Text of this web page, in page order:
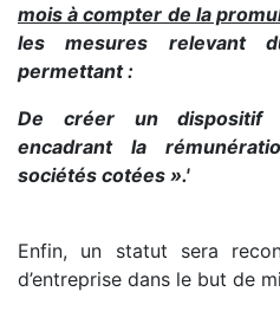
mois à compter de la
les mesures relevant
permettant :
De créer un dispositif
encadrant la
sociétés cotées ».'
Enfin, un statut sera
d’entreprise dans le but de